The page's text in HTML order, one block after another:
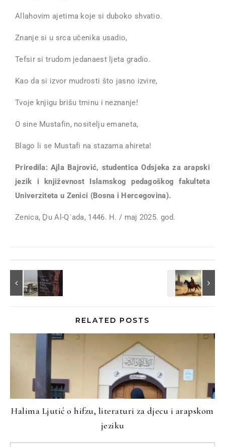
Allahovim ajetima koje si duboko shvatio.
Znanje si u srca učenika usadio,
Tefsir si trudom jedanaest ljeta gradio.
Kao da si izvor mudrosti što jasno izvire,
Tvoje knjigu brišu tminu i neznanje!
O sine Mustafin, nositelju emaneta,
Blago li se Mustafi na stazama ahireta!
Priredila: Ajla Bajrović, studentica Odsjeka za arapski
jezik i književnost Islamskog pedagoškog fakulteta
Univerziteta u Zenici (Bosna i Hercegovina).
Zenica, Ḏu Al-Qʿada, 1446. H. / maj 2025. god.
RELATED POSTS
Halima Ljutić o hifzu, literaturi za djecu i arapskom
jeziku